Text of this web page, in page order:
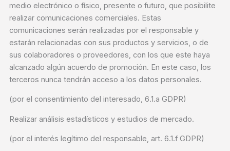
medio electrónico o físico, presente o futuro, que posibilite
realizar comunicaciones comerciales. Estas
comunicaciones serán realizadas por el responsable y
estarán relacionadas con sus productos y servicios, o de
sus colaboradores o proveedores, con los que este haya
alcanzado algún acuerdo de promoción. En este caso, los
terceros nunca tendrán acceso a los datos personales.
(por el consentimiento del interesado, 6.1.a GDPR)
Realizar análisis estadísticos y estudios de mercado.
(por el interés legítimo del responsable, art. 6.1.f GDPR)